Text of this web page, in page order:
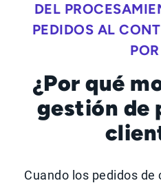
DEL
PEDIDOS AL
¿Por qué
gestión de
Cuando los pedidos